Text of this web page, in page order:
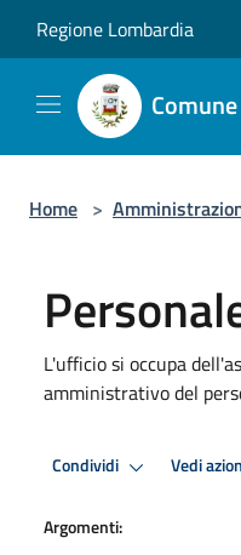
Regione Lombardia
Home >
L'ufficio si occupa
amministrativo del
Condividi Vedi
Argomenti: